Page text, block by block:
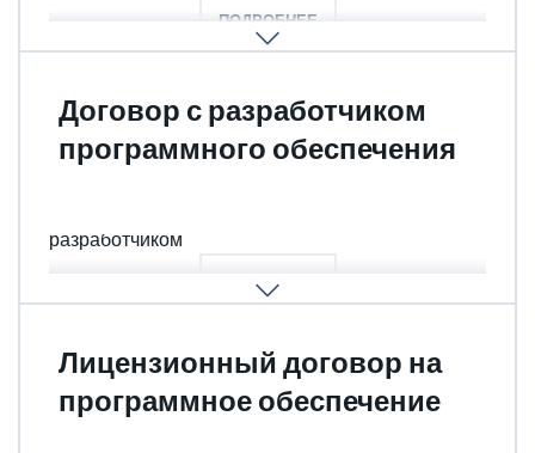
ПОДРОБНЕЕ
Договор с разработчиком
программного обеспечения
разработчиком
ПОДРОБНЕЕ
Лицензионный договор на
программное обеспечение